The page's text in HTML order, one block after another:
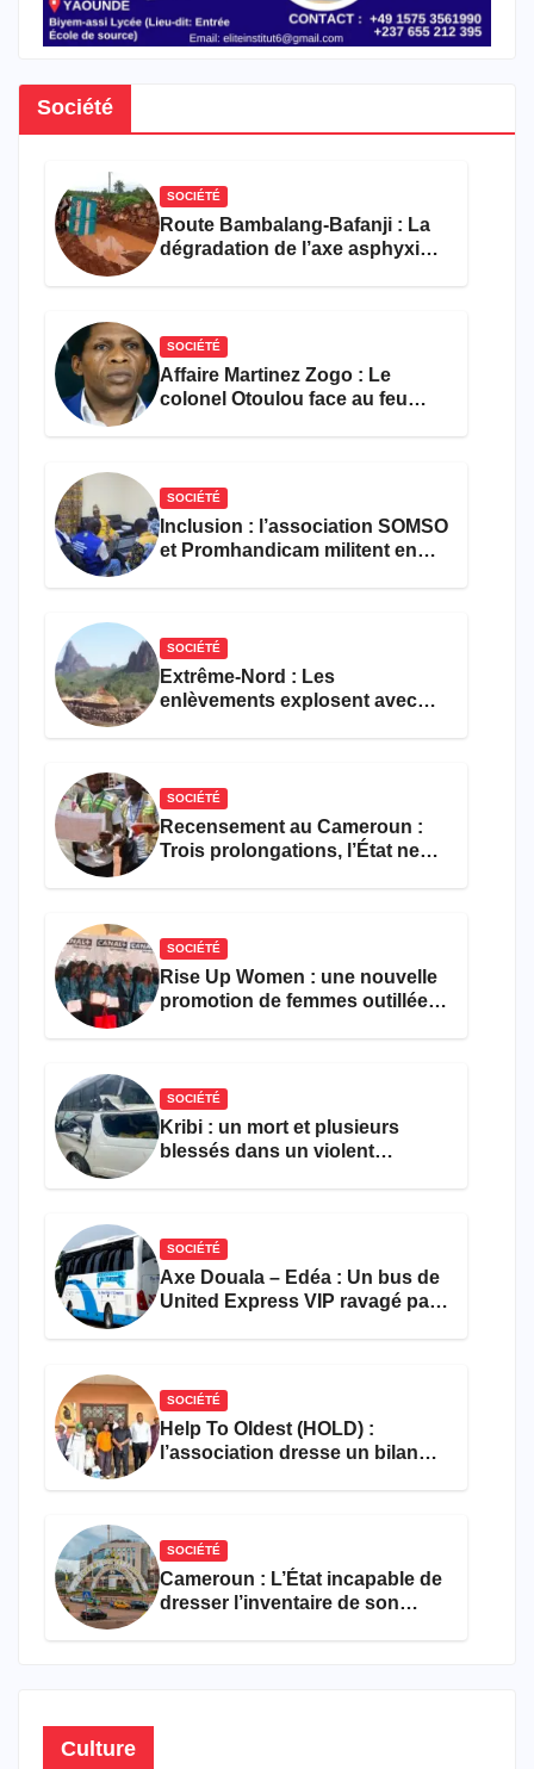
Société
SOCIÉTÉ
Route Bambalang-Bafanji : La
dégradation de l’axe asphyxie
SOCIÉTÉ
Affaire Martinez Zogo : Le
colonel Otoulou face au feu
SOCIÉTÉ
Inclusion : l’association SOMSO
et Promhandicam militent en
SOCIÉTÉ
Extrême-Nord : Les
enlèvements explosent avec
SOCIÉTÉ
Recensement au Cameroun :
Trois prolongations, l’État ne
SOCIÉTÉ
Rise Up Women : une nouvelle
promotion de femmes outillées
SOCIÉTÉ
Kribi : un mort et plusieurs
blessés dans un violent
SOCIÉTÉ
Axe Douala – Edéa : Un bus de
United Express VIP ravagé par
SOCIÉTÉ
Help To Oldest (HOLD) :
l’association dresse un bilan
SOCIÉTÉ
Cameroun : L’État incapable de
dresser l’inventaire de son
Culture